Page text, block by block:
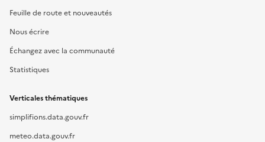
Feuille de route et nouveautés
Nous écrire
Échangez avec la communauté
Statistiques
Verticales thématiques
simplifions.data.gouv.fr
meteo.data.gouv.fr